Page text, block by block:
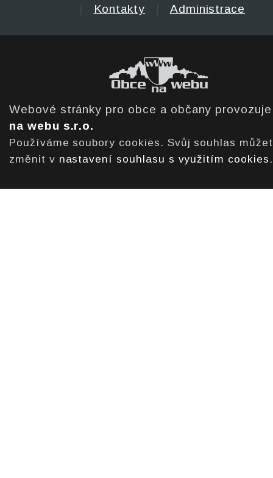
Kontakty Administrace
Webové stránky pro obce a občany
na webu s.r.o.
Používáme soubory cookies. Svůj souhlas
změnit v nastavení souhlasu s využitím cookies .